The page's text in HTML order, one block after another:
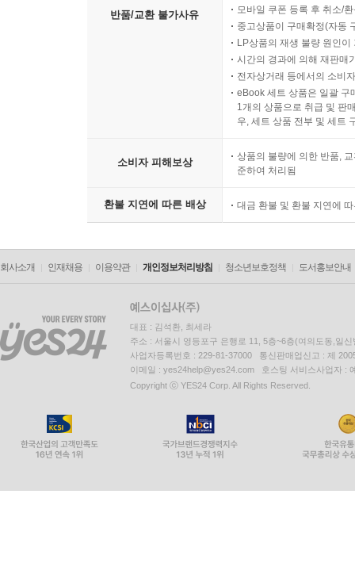
반품/교환 불가사유
모바일 쿠폰 등록 후 취소/
중고상품이 구매확정(자동
LP상품의 재생 불량 원인
시간의 경과에 의해 재판매
전자상거래 등에서의 소비
eBook 세트 상품은 일괄 구
1개의 상품으로 취급 및 판
우, 세트 상품 전부 및 세트
소비자 피해보상
상품의 불량에 의한 반품,
준하여 처리됨
환불 지연에 따른 배상 대금 환불 및 환불 지연에
회사소개 인재채용 이용약관 개인정보처리방침 청소년보호정책 도서홍보안내
대표 : 김석환, 최세라
주소 : 서울시 영등포구 은행로 11, 5층~6층(여의도동,일신
사업자등록번호 : 229-81-37000 통신판매업신고 : 제
이메일 : yes24help@yes24.com 호스팅 서비스사업자 :
Copyright ⓒ YES24 Corp. All Rights Reserved.